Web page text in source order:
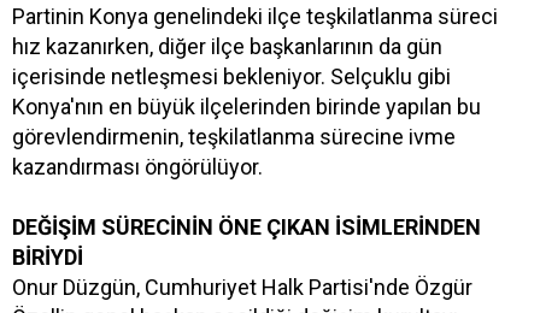
Partinin Konya genelindeki ilçe teşkilatlanma süreci
hız kazanırken, diğer ilçe başkanlarının da gün
içerisinde netleşmesi bekleniyor. Selçuklu gibi
Konya'nın en büyük ilçelerinden birinde yapılan bu
görevlendirmenin, teşkilatlanma sürecine ivme
kazandırması öngörülüyor.
DEĞİŞİM SÜRECİNİN ÖNE ÇIKAN İSİMLERİNDEN
BİRİYDİ
Onur Düzgün, Cumhuriyet Halk Partisi'nde Özgür